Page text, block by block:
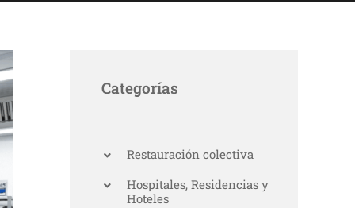
Categorías
Restauración colectiva
Hospitales, Residencias y
Hoteles